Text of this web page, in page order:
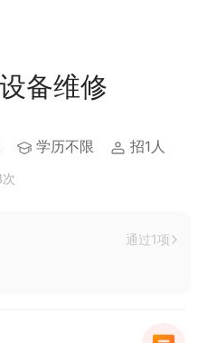
备维修
学历不限 招1人
通过1项